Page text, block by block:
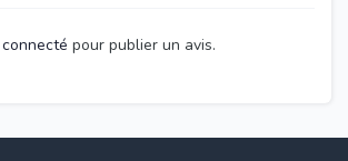
connecté pour publier un avis.